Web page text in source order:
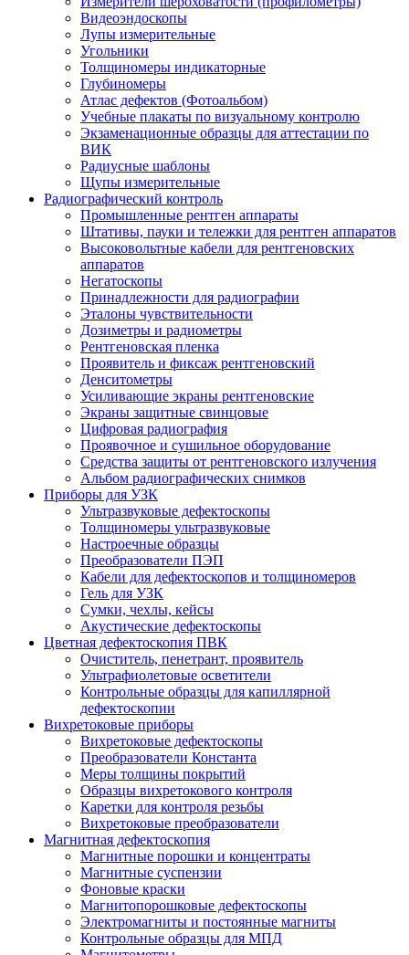
Видеоэндоскопы
Лупы измерительные
Угольники
Толщиномеры индикаторные
Глубиномеры
Атлас дефектов (Фотоальбом)
Учебные плакаты по визуальному контролю
Экзаменационные образцы для аттестации по
ВИК
Радиусные шаблоны
Щупы измерительные
Радиографический контроль
Промышленные рентген аппараты
Штативы, пауки и тележки для рентген аппаратов
Высоковольтные кабели для рентгеновских
аппаратов
Негатоскопы
Принадлежности для радиографии
Эталоны чувствительности
Дозиметры и радиометры
Рентгеновская пленка
Проявитель и фиксаж рентгеновский
Денситометры
Усиливающие экраны рентгеновские
Экраны защитные свинцовые
Цифровая радиография
Проявочное и сушильное оборудование
Средства защиты от рентгеновского излучения
Альбом радиографических снимков
Приборы для УЗК
Ультразвуковые дефектоскопы
Толщиномеры ультразвуковые
Настроечные образцы
Преобразователи ПЭП
Кабели для дефектоскопов и толщиномеров
Гель для УЗК
Сумки, чехлы, кейсы
Акустические дефектоскопы
Цветная дефектоскопия ПВК
Очиститель, пенетрант, проявитель
Ультрафиолетовые осветители
Контрольные образцы для капиллярной
дефектоскопии
Вихретоковые приборы
Вихретоковые дефектоскопы
Преобразователи Константа
Меры толщины покрытий
Образцы вихретокового контроля
Каретки для контроля резьбы
Вихретоковые преобразователи
Магнитная дефектоскопия
Магнитные порошки и концентраты
Магнитные суспензии
Фоновые краски
Магнитопорошковые дефектоскопы
Электромагниты и постоянные магниты
Контрольные образцы для МПД